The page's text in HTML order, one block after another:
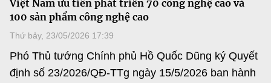
Sở Khoa học và Công nghệ
Chuyển đổi số
Sở hữu trí tuệ
Văn bản QPPL
Văn bản chỉ đạo điều hành
Lấy ý kiến người dân về dự thảo VBQPPL
MST IOFFICE
THỐNG KÊ
Khoa học và Công nghệ
Multimedia
Việt Nam ưu tiên phát triển 70 công nghệ cao và
100 sản phẩm công nghệ cao
Thứ bảy, 23/05/2026 17:39
Phó Thủ tướng Chính phủ Hồ Quốc Dũng ký Quyết
định số 23/2026/QĐ-TTg ngày 15/5/2026 ban hành